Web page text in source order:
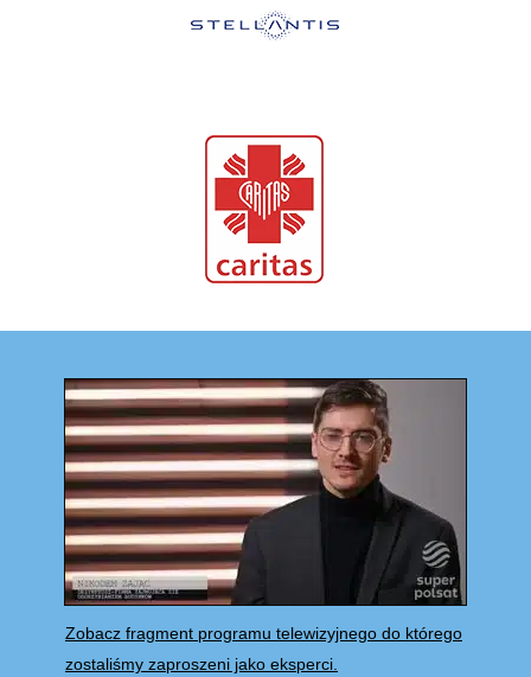
Zobacz fragment programu telewizyjnego do którego
zostaliśmy zaproszeni jako eksperci.